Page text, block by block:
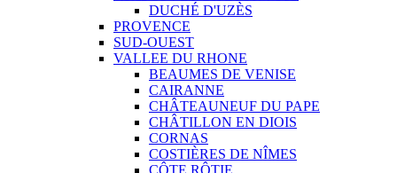
DUCHÉ D'UZÈS
PROVENCE
SUD-OUEST
VALLEE DU RHONE
BEAUMES DE VENISE
CAIRANNE
CHÂTEAUNEUF DU PAPE
CHÂTILLON EN DIOIS
CORNAS
COSTIÈRES DE NÎMES
CÔTE RÔTIE